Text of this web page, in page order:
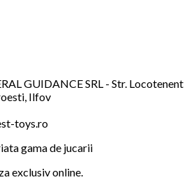
GUIDANCE SRL - Str. Locotenent
Ilfov
toys.ro
gama de jucarii
exclusiv online.